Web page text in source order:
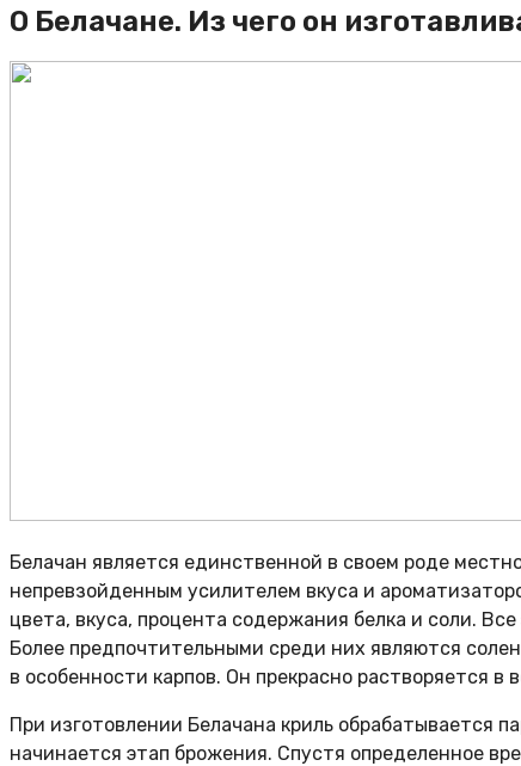
О Белачане. Из чего он
Белачан является единственной в своем роде
непревзойденным усилителем вкуса и
цвета, вкуса, процента содержания белка и соли.
Более предпочтительными среди них являются
в особенности карпов. Он прекрасно растворяется в
При изготовлении Белачана криль обрабатывается
начинается этап брожения. Спустя определенное